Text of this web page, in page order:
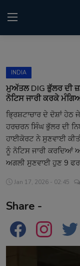
Home
Kitaab Kahani
Gallery
Contact
INDIA
ਮੁਅੱਤਲ DIG ਭੁੱਲਰ ਦੀ
ਨੋਟਿਸ ਜਾਰੀ ਕਰਕੇ
ਭ੍ਰਿਸ਼ਟਾਚਾਰ ਦੇ ਦੋਸ਼ਾਂ
ਹਰਚਰਨ ਸਿੰਘ ਭੁੱਲਰ ਦੀ
ਹਾਈਕੋਰਟ ਨੇ ਸੁਣਵਾਈ
ਨੂੰ ਨੋਟਿਸ ਜਾਰੀ ਕਰਦਿਆਂ
ਅਗਲੀ ਸੁਣਵਾਈ ਹੁਣ 9
Jan 17, 2026 - 02:45
Share -